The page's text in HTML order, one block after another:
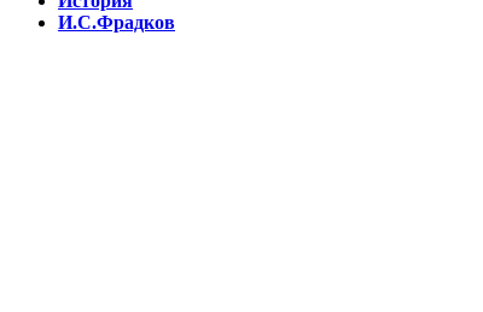
И.С.Фрадков